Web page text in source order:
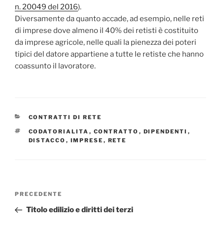
n. 20049 del 2016).
Diversamente da quanto accade, ad esempio, nelle reti
di imprese dove almeno il 40% dei retisti è costituito
da imprese agricole, nelle quali la pienezza dei poteri
tipici del datore appartiene a tutte le retiste che hanno
coassunto il lavoratore.
CATEGORIE
CONTRATTI DI RETE
TAG
CODATORIALITA , CONTRATTO , DIPENDENTI ,
DISTACCO , IMPRESE , RETE
Navigazione
Articolo
precedente:
PRECEDENTE
Titolo edilizio e diritti dei terzi